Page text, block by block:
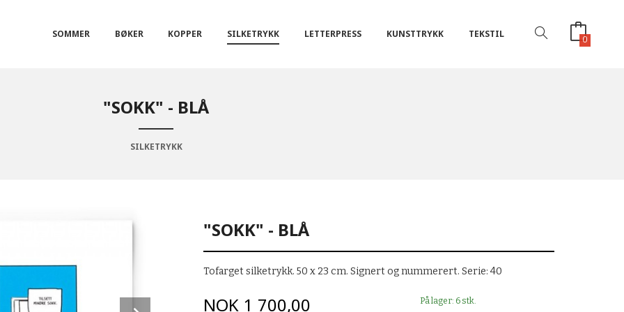
SOMMER BØKER KOPPER SILKETRYKK LETTERPRESS KUNSTTRYKK TEKSTIL 0
"SOKK" - BLÅ
SILKETRYKK
"SOKK" - BLÅ
Tofarget silketrykk. 50 x 23 cm. Signert og nummerert. Serie: 40
Pris
NOK 1 700,00 På lager: 6 stk.